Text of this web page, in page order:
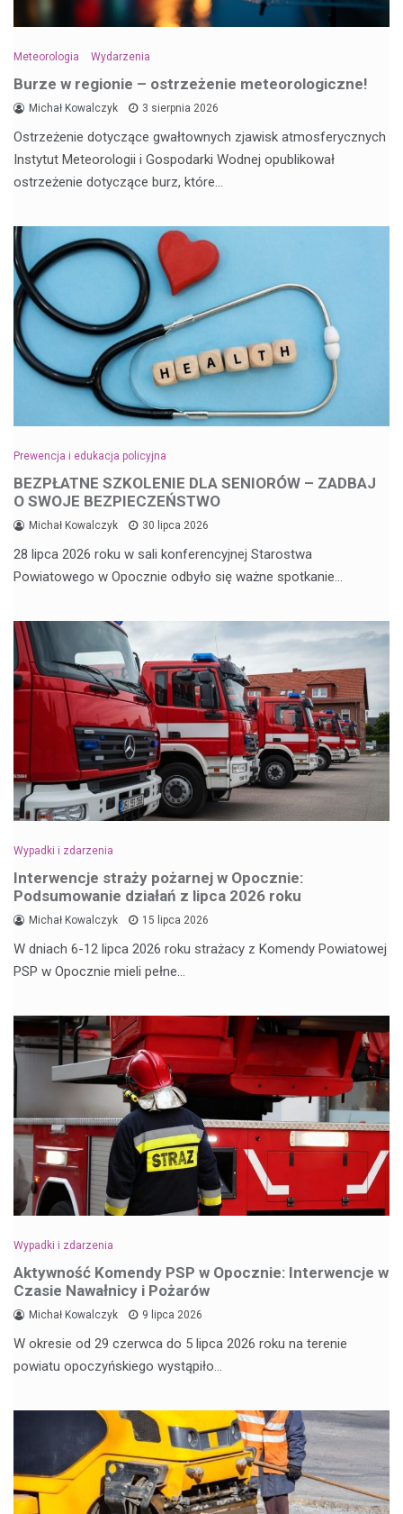
Meteorologia Wydarzenia
Burze w regionie – ostrzeżenie meteorologiczne!
Michał Kowalczyk 3 sierpnia 2026
Ostrzeżenie dotyczące gwałtownych zjawisk atmosferycznych
Instytut Meteorologii i Gospodarki Wodnej opublikował
ostrzeżenie dotyczące burz, które…
Prewencja i edukacja policyjna
BEZPŁATNE SZKOLENIE DLA SENIORÓW – ZADBAJ
O SWOJE BEZPIECZEŃSTWO
Michał Kowalczyk 30 lipca 2026
28 lipca 2026 roku w sali konferencyjnej Starostwa
Powiatowego w Opocznie odbyło się ważne spotkanie…
Wypadki i zdarzenia
Interwencje straży pożarnej w Opocznie:
Podsumowanie działań z lipca 2026 roku
Michał Kowalczyk 15 lipca 2026
W dniach 6-12 lipca 2026 roku strażacy z Komendy Powiatowej
PSP w Opocznie mieli pełne…
Wypadki i zdarzenia
Aktywność Komendy PSP w Opocznie: Interwencje w
Czasie Nawałnicy i Pożarów
Michał Kowalczyk 9 lipca 2026
W okresie od 29 czerwca do 5 lipca 2026 roku na terenie
powiatu opoczyńskiego wystąpiło…